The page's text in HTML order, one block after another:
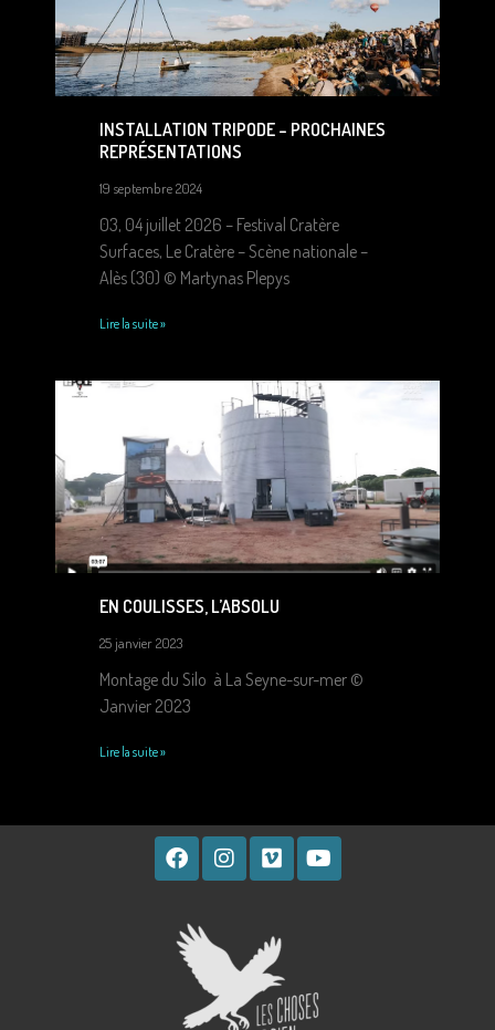
INSTALLATION TRIPODE – PROCHAINES
REPRÉSENTATIONS
19 septembre 2024
03, 04 juillet 2026 – Festival Cratère
Surfaces, Le Cratère – Scène nationale –
Alès (30) © Martynas Plepys
Lire la suite »
EN COULISSES, L’ABSOLU
25 janvier 2023
Montage du Silo à La Seyne-sur-mer ©
Janvier 2023
Lire la suite »